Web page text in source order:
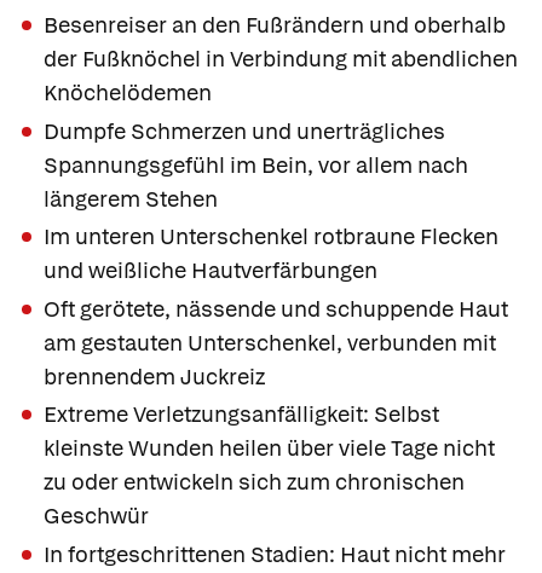
Besenreiser an den Fußrändern und oberhalb
der Fußknöchel in Verbindung mit abendlichen
Knöchelödemen
Dumpfe Schmerzen und unerträgliches
Spannungsgefühl im Bein, vor allem nach
längerem Stehen
Im unteren Unterschenkel rotbraune Flecken
und weißliche Hautverfärbungen
Oft gerötete, nässende und schuppende Haut
am gestauten Unterschenkel, verbunden mit
brennendem Juckreiz
Extreme Verletzungsanfälligkeit: Selbst
kleinste Wunden heilen über viele Tage nicht
zu oder entwickeln sich zum chronischen
Geschwür
In fortgeschrittenen Stadien: Haut nicht mehr